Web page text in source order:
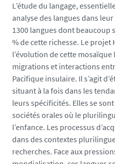
e
d
i
a
s
/
p
h
o
t
o
/
c
L’étude du langage,
analyse des langues dans
1300 langues dont beaucoup
% de cette richesse. Le projet
l’évolution de cette
migrations et interactions
Pacifique insulaire. Il s’agit
situant à la fois dans les
leurs spécificités. Elles se
sociétés orales où le
l’enfance. Les processus
dans des contextes
recherches. Face aux